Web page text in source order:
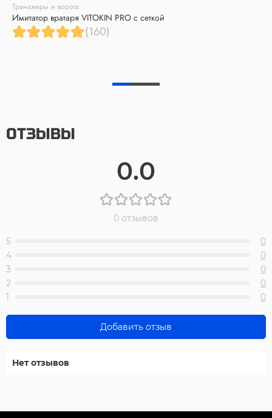
Тренажеры и ворота
Имитатор вратаря VITOKIN PRO с сеткой
(160)
ОТЗЫВЫ
0.0
0 отзывов
5
0
4
0
3
0
2
0
1
0
Добавить отзыв
Нет отзывов